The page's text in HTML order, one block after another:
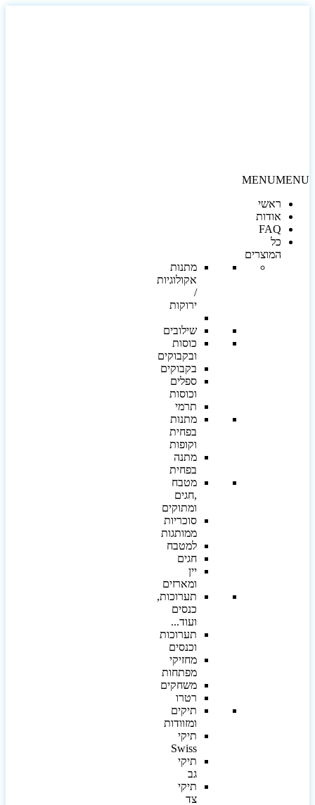
MENU
ראשי
אודות
FAQ
כל
המוצרים
מתנות
אקולוגיות
ירוקות
שילובים
כוסות
ובקבוקים
בקבוקים
ספלים
וכוסות
תרמי
מתנות
בפחית
וקופות
מתנה
בפחית
מטבח
,חגים
ומתוקים
סוכריות
ממותגות
למטבח
חגים
יין
ומארזים
תערוכות,
כנסים
ועוד...
תערוכות
וכנסים
מחזיקי
מפתחות
משחקים
רטרו
תיקים
ומזוודות
תיקי
Swiss
תיקי
תיקי